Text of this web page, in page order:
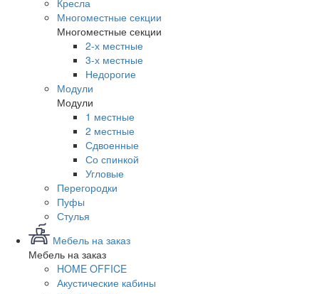
Кресла
Многоместные секции
Многоместные секции
2-х местные
3-х местные
Недорогие
Модули
Модули
1 местные
2 местные
Сдвоенные
Со спинкой
Угловые
Перегородки
Пуфы
Стулья
Мебель на заказ
Мебель на заказ
HOME OFFICE
Акустические кабины